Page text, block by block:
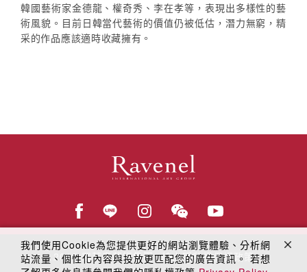
韓國藝術家金德龍、權奇秀、李在孝等，表現出多樣性的藝
術風貌。目前日韓當代藝術的價值仍被低估，潛力無窮，精
采的作品應該適時收藏擁有。
© 2018羅芙奧藝術集團 線上隱私權保護政策
我們使用Cookie為您提供更好的網站瀏覽體驗、分析網
站流量、個性化內容與投放更匹配您的廣告資訊。 若想